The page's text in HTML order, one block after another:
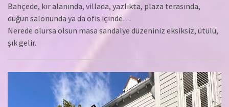
Bahçede, kır alanında, villada, yazlıkta, plaza terasında,
düğün salonunda ya da ofis içinde…
Nerede olursa olsun masa sandalye düzeniniz eksiksiz, ütülü,
şık gelir.